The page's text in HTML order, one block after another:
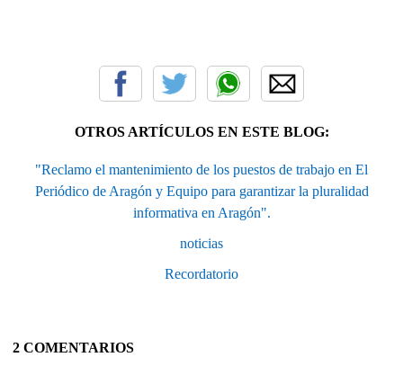
OTROS ARTÍCULOS EN ESTE BLOG:
"Reclamo el mantenimiento de los puestos de trabajo en El
Periódico de Aragón y Equipo para garantizar la pluralidad
informativa en Aragón".
noticias
Recordatorio
2 COMENTARIOS